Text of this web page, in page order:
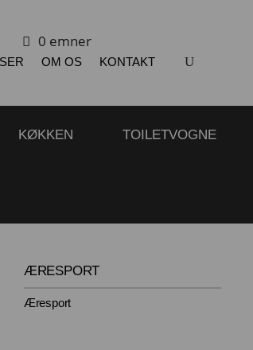
0 emner
OM OS KONTAKT
KØKKEN TOILETVOGNE
ÆRESPORT
Æresport